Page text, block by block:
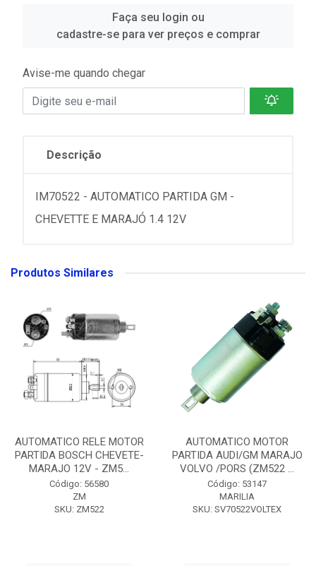
Faça seu login ou
cadastre-se para ver preços e comprar
Avise-me quando chegar
Descrição
IM70522 - AUTOMATICO PARTIDA GM -
CHEVETTE E MARAJÓ 1.4 12V
Produtos Similares
AUTOMATICO RELE MOTOR
PARTIDA BOSCH CHEVETE-
MARAJO 12V - ZM5...
Código: 56580
ZM
SKU: ZM522
AUTOMATICO MOTOR
PARTIDA AUDI/GM MARAJO
VOLVO /PORS (ZM522 ...
Código: 53147
MARILIA
SKU: SV70522VOLTEX